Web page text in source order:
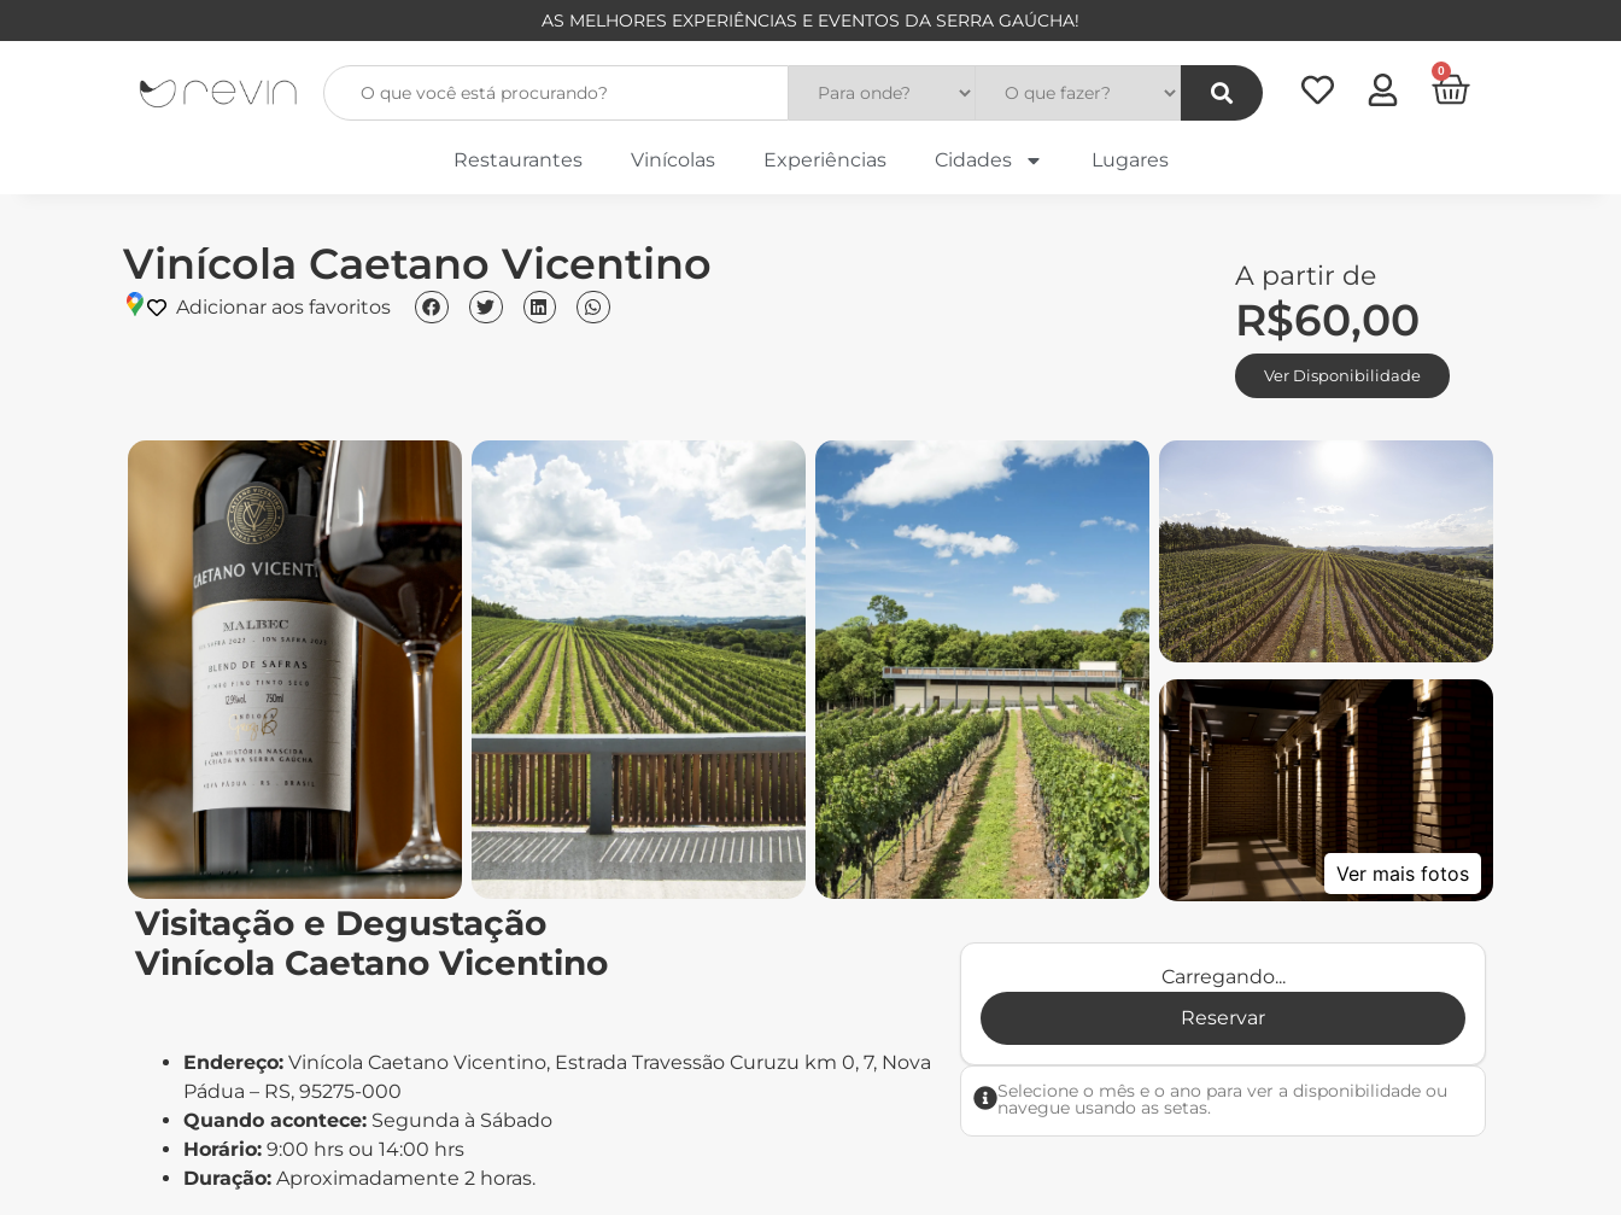
AS MELHORES EXPERIÊNCIAS E EVENTOS DA SERRA GAÚCHA!
0
Restaurantes Vinícolas Experiências Cidades Lugares
Vinícola Caetano Vicentino
Adicionar aos favoritos
A partir de
R$60,00
Ver Disponibilidade
Ver mais fotos
Visitação e Degustação
Vinícola Caetano Vicentino
Endereço: Vinícola Caetano Vicentino, Estrada Travessão Curuzu km 0, 7, Nova
Pádua – RS, 95275-000
Quando acontece: Segunda à Sábado
Horário: 9:00 hrs ou 14:00 hrs
Duração: Aproximadamente 2 horas.
Carregando...
Reservar
Selecione o mês e o ano para ver a disponibilidade ou
navegue usando as setas.